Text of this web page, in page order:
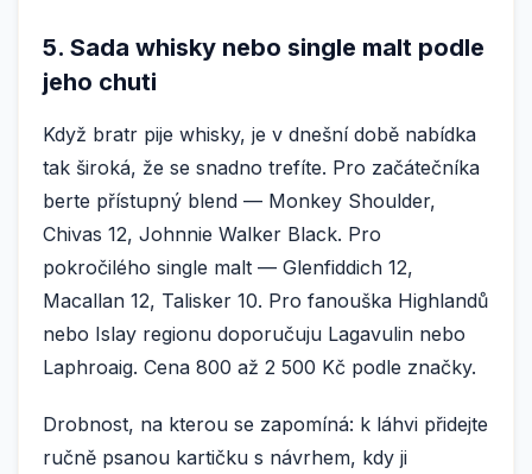
5. Sada whisky nebo single malt podle
jeho chuti
Když bratr pije whisky, je v dnešní době nabídka
tak široká, že se snadno trefíte. Pro začátečníka
berte přístupný blend — Monkey Shoulder,
Chivas 12, Johnnie Walker Black. Pro
pokročilého single malt — Glenfiddich 12,
Macallan 12, Talisker 10. Pro fanouška Highlandů
nebo Islay regionu doporučuju Lagavulin nebo
Laphroaig. Cena 800 až 2 500 Kč podle značky.
Drobnost, na kterou se zapomíná: k láhvi přidejte
ručně psanou kartičku s návrhem, kdy ji